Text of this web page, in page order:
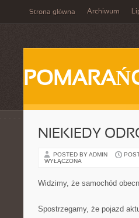
Strona główna Archiwum
NIEKIEDY
POSTED BY ADMIN
WYŁĄCZONA
Widzimy, że samochód
Spostrzegamy, że pojazd